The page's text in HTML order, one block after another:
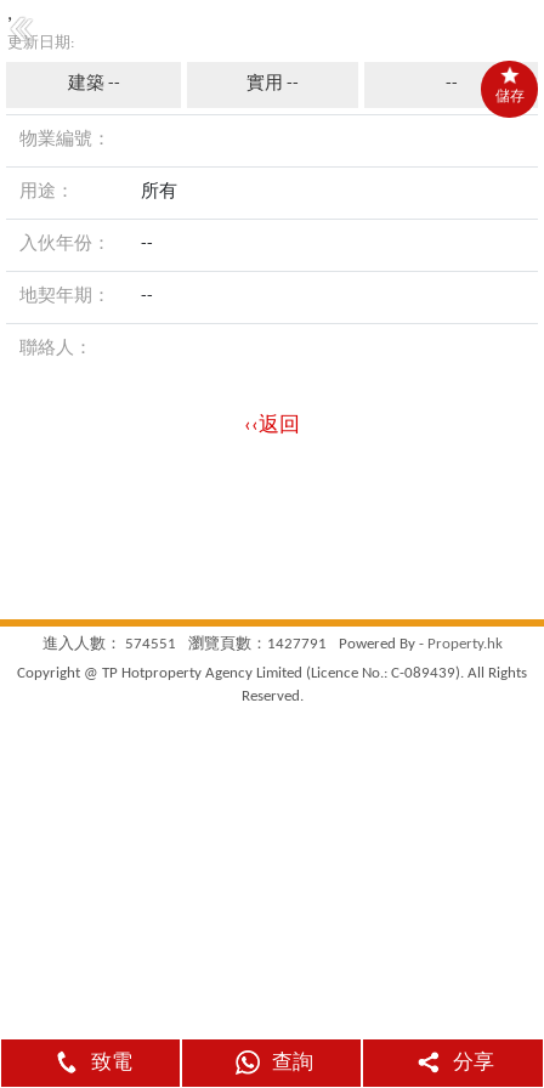
致電 查詢 分享
儲存
,
更新日期:
建築 -- 實用 -- --
物業編號：
用途： 所有
入伙年份： --
地契年期： --
聯絡人：
‹‹返回
進入人數： 574551 瀏覽頁數：1427791 Powered By - Property.hk
Copyright @ TP Hotproperty Agency Limited (Licence No.: C-089439). All Rights
Reserved.